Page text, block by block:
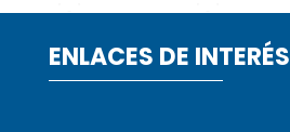
ENLACES DE INTERÉS